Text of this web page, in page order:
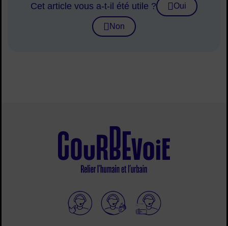
Cet article vous a-t-il été utile ? Oui
Non
Elioz